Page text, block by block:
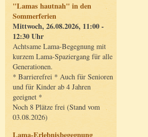
"Lamas hautnah" in den
Sommerferien
Mittwoch, 26.08.2026, 11:00 -
12:30 Uhr
Achtsame Lama-Begegnung mit
kurzem Lama-Spaziergang für alle
Generationen.
* Barrierefrei * Auch für Senioren
und für Kinder ab 4 Jahren
geeignet *
Noch 8 Plätze frei (Stand vom
03.08.2026)
Lama-Erlebnisbegegnung